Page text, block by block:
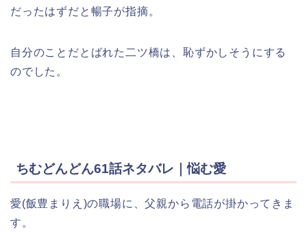
だったはずだと暢子が指摘。
自分のことだとばれた二ツ橋は、恥ずかしそうにする
のでした。
ちむどんどん61話ネタバレ｜悩む愛
愛(飯豊まりえ)の職場に、父親から電話が掛かってきま
す。